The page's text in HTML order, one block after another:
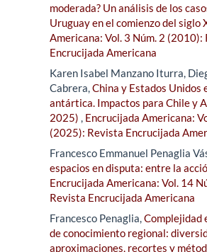
moderada? Un análisis de los
Uruguay en el comienzo del siglo
Americana: Vol. 3 Núm. 2 (2010):
Encrucijada Americana
Karen Isabel Manzano Iturra,
Cabrera,China y Estados Unidos
antártica. Impactos para Chile y
2025) , Encrucijada Americana:
(2025): Revista Encrucijada
Francesco Emmanuel Penaglia
espacios en disputa: entre la
Encrucijada Americana: Vol. 14
Revista Encrucijada Americana
Francesco Penaglia,Complejidad
de conocimiento regional:
aproximaciones, recortes y